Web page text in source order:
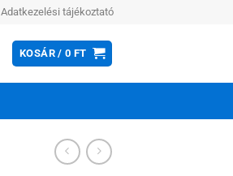
Adatkezelési tájékoztató
KOSÁR /0 FT